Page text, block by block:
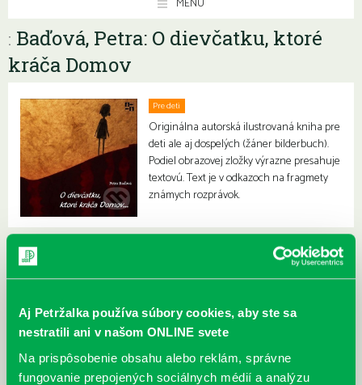
Aj Petržalka používa súbory cookies, aby ste sa
nestratili ani v našom ONLINE svete
Na prispôsobenie obsahu alebo reklám, správne
fungovanie prepojených sociálnych médií a analýzu
: Baďová, Petra: O dievčatku, ktoré
kráča Domov
Pre deti
Originálna autorská ilustrovaná kniha pre
deti ale aj dospelých (žáner bilderbuch).
Podiel obrazovej zložky výrazne presahuje
textovú. Text je v odkazoch na fragmety
známych rozprávok.